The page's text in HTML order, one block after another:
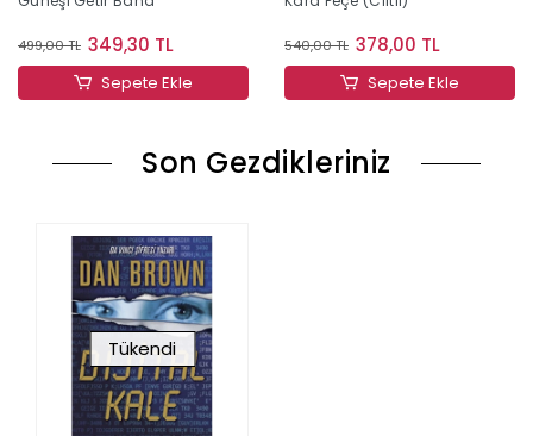
499,00 TL 349,30 TL
Sepete Ekle
540,00 TL 378,00 TL
Sepete Ekle
Son Gezdikleriniz
Tükendi